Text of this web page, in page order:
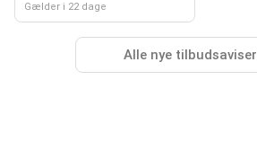
Gælder i 22 dage
Alle nye tilbudsaviser